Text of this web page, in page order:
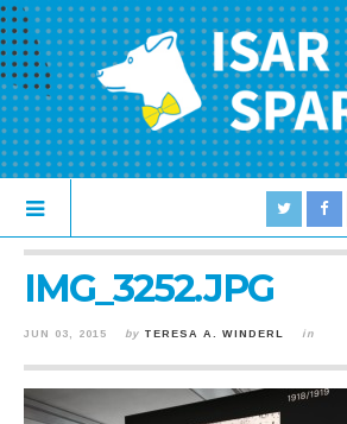
IMG_3252.JPG
JUN 03, 2015 by TERESA A. WINDERL in